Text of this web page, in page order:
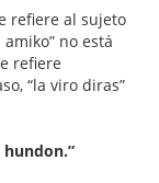
refiere al sujeto
amiko” no está
refiere
“la viro diras”